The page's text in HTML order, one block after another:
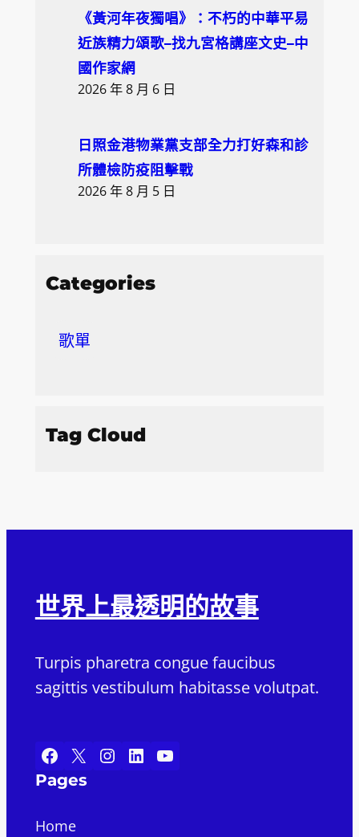
《黃河年夜獨唱》：不朽的中華平易
近族精力頌歌–找九宮格講座文史–中
國作家網
2026 年 8 月 6 日
日照金港物業黨支部全力打好森和診
所體檢防疫阻擊戰
2026 年 8 月 5 日
Categories
歌單
Tag Cloud
世界上最透明的故事
Turpis pharetra congue faucibus
sagittis vestibulum habitasse volutpat.
Facebook X Instagram LinkedIn YouTube
Pages
Home